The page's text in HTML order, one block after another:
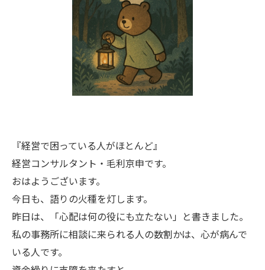
『経営で困っている人がほとんど』
経営コンサルタント・毛利京申です。
おはようございます。
今日も、語りの火種を灯します。
昨日は、「心配は何の役にも立たない」と書きました。
私の事務所に相談に来られる人の数割かは、心が病んで
いる人です。